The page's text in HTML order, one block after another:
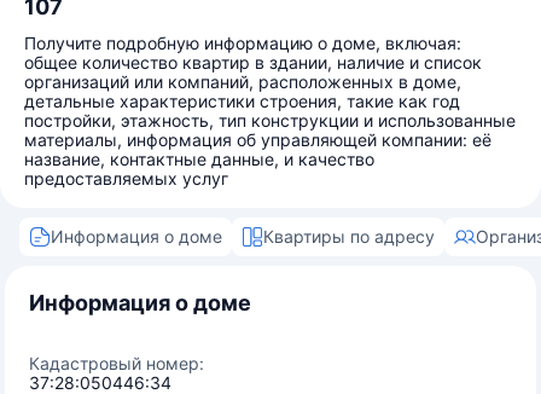
107
Получите подробную информацию о доме, включая:
общее количество квартир в здании, наличие и список
организаций или компаний, расположенных в доме,
детальные характеристики строения, такие как год
постройки, этажность, тип конструкции и использованные
материалы, информация об управляющей компании: её
название, контактные данные, и качество
предоставляемых услуг
Информация о доме Квартиры по адресу
Информация о доме
Кадастровый номер:
37:28:050446:34